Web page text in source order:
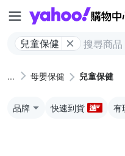
兒童保健
母嬰保健 兒童保健
品牌 快速到貨 有